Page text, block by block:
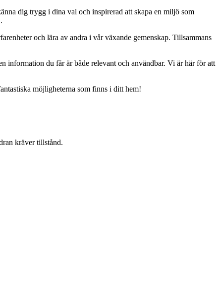
dig trygg i dina val och inspirerad att skapa en miljö som
och lära av andra i vår växande gemenskap. Tillsammans
information du får är både relevant och användbar. Vi är här för att
möjligheterna som finns i ditt hem!
kräver tillstånd.